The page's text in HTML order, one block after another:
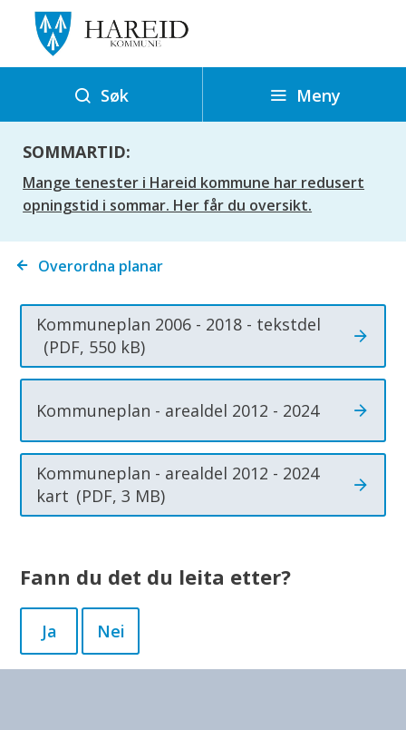
r
i
k
o
m
n
e
Søk Meny
SOMMARTID:
Mange tenester i Hareid kommune har redusert
opningstid i sommar. Her får du oversikt.
Du
her:
Overordna planar
Kommuneplan 2006 - 2018 - tekstdel
(PDF, 550 kB)
Kommuneplan - arealdel 2012 - 2024
Kommuneplan - arealdel 2012 - 2024
kart (PDF, 3 MB)
Fann du det du leita etter?
Ja Nei